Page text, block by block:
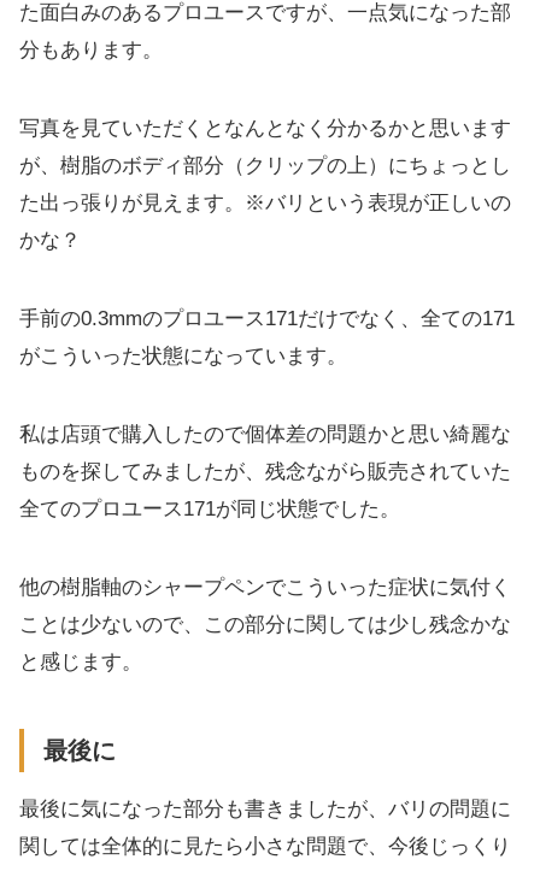
た面白みのあるプロユースですが、一点気になった部
分もあります。
写真を見ていただくとなんとなく分かるかと思います
が、樹脂のボディ部分（クリップの上）にちょっとし
た出っ張りが見えます。※バリという表現が正しいの
かな？
手前の0.3mmのプロユース171だけでなく、全ての171
がこういった状態になっています。
私は店頭で購入したので個体差の問題かと思い綺麗な
ものを探してみましたが、残念ながら販売されていた
全てのプロユース171が同じ状態でした。
他の樹脂軸のシャープペンでこういった症状に気付く
ことは少ないので、この部分に関しては少し残念かな
と感じます。
最後に
最後に気になった部分も書きましたが、バリの問題に
関しては全体的に見たら小さな問題で、今後じっくり